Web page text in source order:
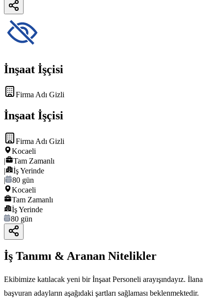
İnşaat İşçisi
Firma Adı Gizli
İnşaat İşçisi
Firma Adı Gizli
Kocaeli
|
Tam Zamanlı
|
İş Yerinde
|
80 gün
Kocaeli
Tam Zamanlı
İş Yerinde
80 gün
İş Tanımı & Aranan Nitelikler
Ekibimize katılacak yeni bir İnşaat Personeli arayışındayız. İlana
başvuran adayların aşağıdaki şartları sağlaması beklenmektedir.